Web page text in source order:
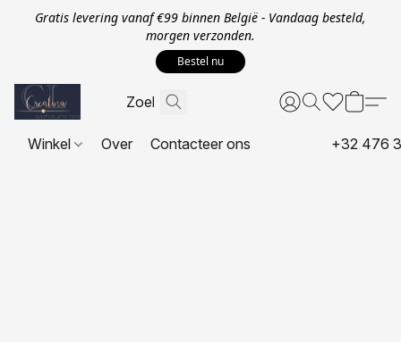
Gratis levering vanaf €99 binnen België - Vandaag besteld,
morgen verzonden.
Bestel nu
Winkel Over Contacteer ons +32 476